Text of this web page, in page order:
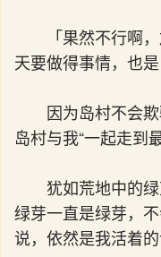
「果然不行啊
天要做得事情，也
因为岛村不会
岛村与我“一起走到
犹如荒地中的
绿芽一直是绿芽，
说，依然是我活着的